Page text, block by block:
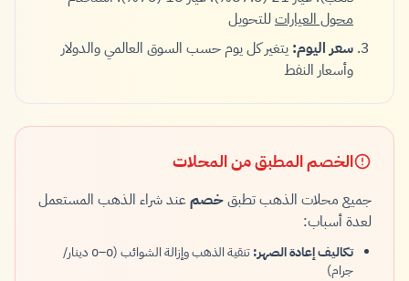
محول العياراتللتحويل
سعر اليوم: يتغير كل يوم حسب السوق العالمي والدولار
وأسعار النفط
الخصم المطبق من المحلات
جميع محلات الذهب تطبقخصمعند شراء الذهب المستعمل
لعدة أسباب:
تكاليف إعادة الصهر:
تنقية الذهب وإزالة الشوائب (0–0 دينار/
جرام)